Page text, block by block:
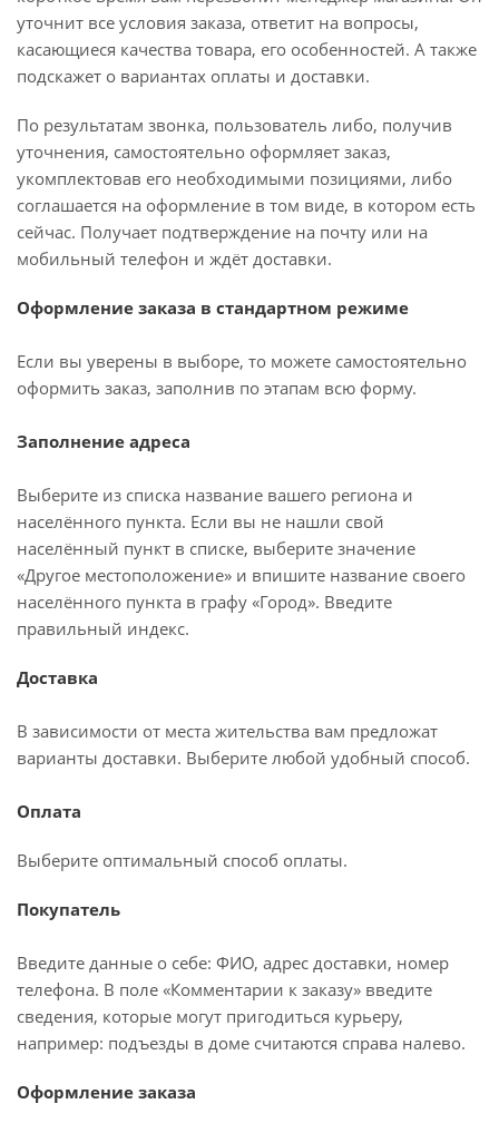
уточнит все условия заказа, ответит на вопросы,
касающиеся качества товара, его особенностей. А также
подскажет о вариантах оплаты и доставки.
По результатам звонка, пользователь либо, получив
уточнения, самостоятельно оформляет заказ,
укомплектовав его необходимыми позициями, либо
соглашается на оформление в том виде, в котором есть
сейчас. Получает подтверждение на почту или на
мобильный телефон и ждёт доставки.
Оформление заказа в стандартном режиме
Если вы уверены в выборе, то можете самостоятельно
оформить заказ, заполнив по этапам всю форму.
Заполнение адреса
Выберите из списка название вашего региона и
населённого пункта. Если вы не нашли свой
населённый пункт в списке, выберите значение
«Другое местоположение» и впишите название своего
населённого пункта в графу «Город». Введите
правильный индекс.
Доставка
В зависимости от места жительства вам предложат
варианты доставки. Выберите любой удобный способ.
Оплата
Выберите оптимальный способ оплаты.
Покупатель
Введите данные о себе: ФИО, адрес доставки, номер
телефона. В поле «Комментарии к заказу» введите
сведения, которые могут пригодиться курьеру,
например: подъезды в доме считаются справа налево.
Оформление заказа